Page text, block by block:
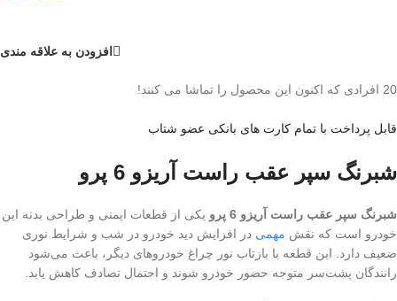
افزودن به علاقه مندی
20 افرادی که اکنون این محصول را تماشا می کنند!
قابل پرداخت با تمام کارت های بانکی عضو شتاب
شبرنگ سپر عقب راست آریزو 6 پرو
شبرنگ سپر عقب راست آریزو 6 پرو
یکی از قطعات ایمنی و طراحی بدنه این
خودرو است که نقش مهمی در افزایش دید خودرو در شب و شرایط نوری
ضعیف دارد. این قطعه با بازتاب نور چراغ خودروهای دیگر، باعث می‌شود
رانندگان پشت‌سر متوجه حضور خودرو شوند و احتمال تصادف کاهش یابد.